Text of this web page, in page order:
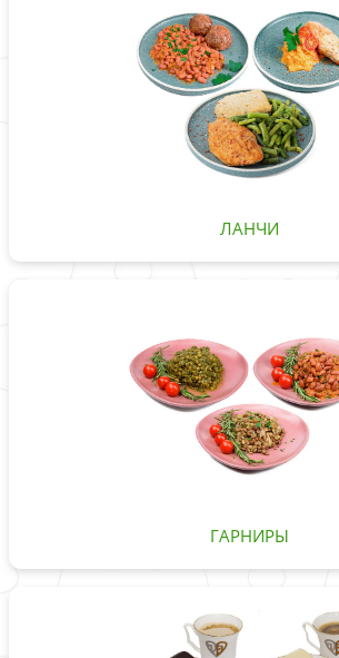
ЛАНЧИ
ГАРНИРЫ